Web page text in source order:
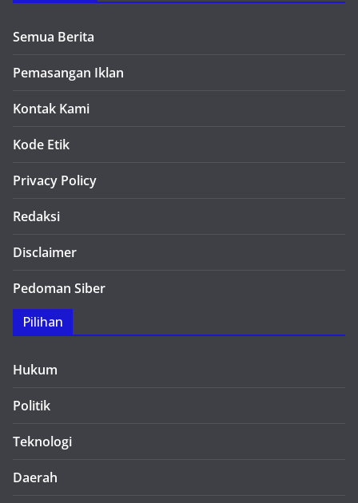
Semua Berita
Pemasangan Iklan
Kontak Kami
Kode Etik
Privacy Policy
Redaksi
Disclaimer
Pedoman Siber
Pilihan
Hukum
Politik
Teknologi
Daerah